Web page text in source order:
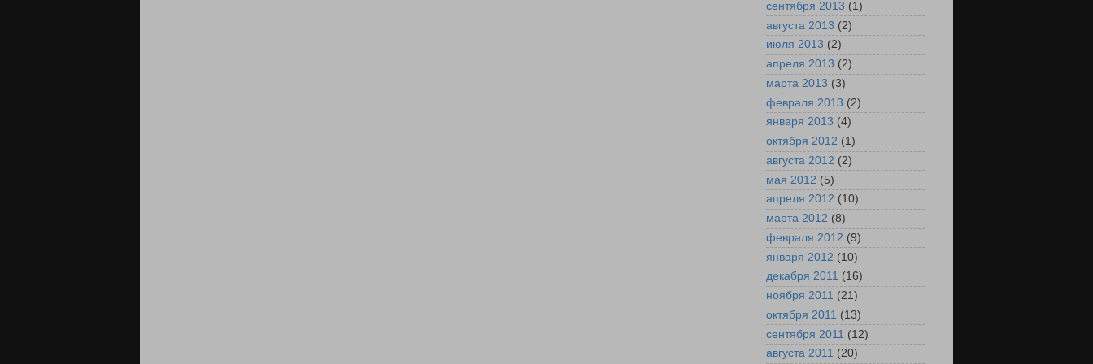
сентября 2013 (1)
августа 2013 (2)
июля 2013 (2)
апреля 2013 (2)
марта 2013 (3)
февраля 2013 (2)
января 2013 (4)
октября 2012 (1)
августа 2012 (2)
мая 2012 (5)
апреля 2012 (10)
марта 2012 (8)
февраля 2012 (9)
января 2012 (10)
декабря 2011 (16)
ноября 2011 (21)
октября 2011 (13)
сентября 2011 (12)
августа 2011 (20)